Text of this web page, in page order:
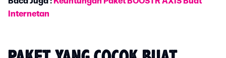
Internetan